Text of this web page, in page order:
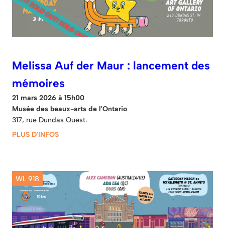
Melissa Auf der Maur : lancement des
mémoires
21 mars 2026 à 15h00
Musée des beaux-arts de l'Ontario
317, rue Dundas Ouest.
PLUS D'INFOS
WL 918